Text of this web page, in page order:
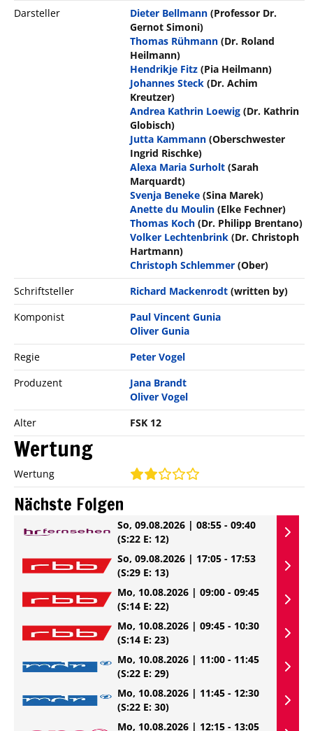
Darsteller
Dieter Bellmann (Professor Dr.
Gernot Simoni)
Thomas Rühmann (Dr. Roland
Heilmann)
Hendrikje Fitz (Pia Heilmann)
Johannes Steck (Dr. Achim
Kreutzer)
Andrea Kathrin Loewig (Dr. Kathrin
Globisch)
Jutta Kammann (Oberschwester
Ingrid Rischke)
Alexa Maria Surholt (Sarah
Marquardt)
Svenja Beneke (Sina Marek)
Anette du Moulin (Elke Fechner)
Thomas Koch (Dr. Philipp Brentano)
Volker Lechtenbrink (Dr. Christoph
Hartmann)
Christoph Schlemmer (Ober)
Schriftsteller
Richard Mackenrodt (written by)
Komponist
Paul Vincent Gunia
Oliver Gunia
Regie
Peter Vogel
Produzent
Jana Brandt
Oliver Vogel
Alter
FSK 12
Wertung
Wertung
Nächste Folgen
So, 09.08.2026 | 08:55 - 09:40
(S:22 E: 12)
So, 09.08.2026 | 17:05 - 17:53
(S:29 E: 13)
Mo, 10.08.2026 | 09:00 - 09:45
(S:14 E: 22)
Mo, 10.08.2026 | 09:45 - 10:30
(S:14 E: 23)
Mo, 10.08.2026 | 11:00 - 11:45
(S:22 E: 29)
Mo, 10.08.2026 | 11:45 - 12:30
(S:22 E: 30)
Mo, 10.08.2026 | 12:15 - 13:05